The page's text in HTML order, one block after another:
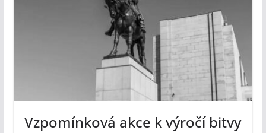
Vzpomínková akce k výročí bitvy